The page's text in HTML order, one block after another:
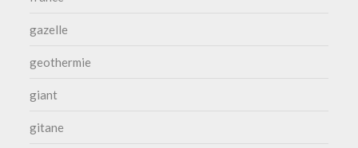
gazelle
geothermie
giant
gitane